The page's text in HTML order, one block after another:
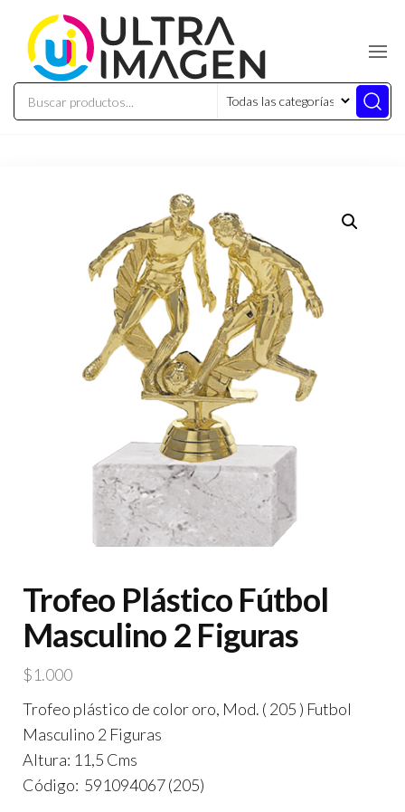
Trofeo Plástico Fútbol
Masculino 2 Figuras
$1.000
Trofeo plástico de color oro, Mod. ( 205 ) Futbol
Masculino 2 Figuras
Altura: 11,5 Cms
Código: 591094067 (205)